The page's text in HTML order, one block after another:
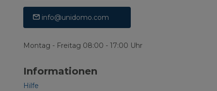
info@unidomo.com
Montag - Freitag 08:00 - 17:00 Uhr
Informationen
Hilfe